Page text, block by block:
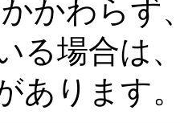
かわらず
る場合は
あります